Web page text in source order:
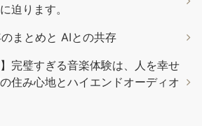
迫ります。
まとめと AIとの共存
完璧すぎる音楽体験は、人を幸せ
住み心地とハイエンドオーディオ